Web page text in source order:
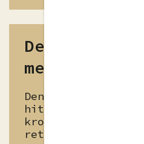
Den gyllene
medelvägen
Denna övning
hitta sitt eget
kroppsspråk och
retoriker.